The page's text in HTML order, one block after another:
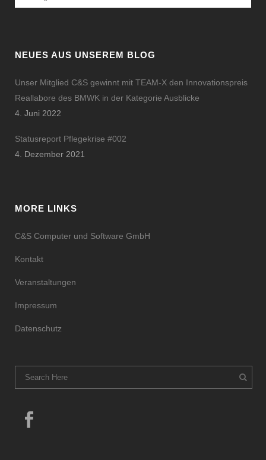
NEUES AUS UNSEREM BLOG
Unser Mitglied C&S gewinnt mit TEAM-X den Innovationspreis
Reallabore des BMWK in der Kategorie Ausblicke
4. Juni 2022
Statusreport Pflegekrise #002
4. Dezember 2021
MORE LINKS
C&S Computer und Software GmbH
Kontakt
Veranstaltungen
Impressum
Datenschutz